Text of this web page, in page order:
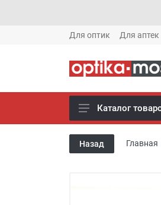
Для оптик Для аптек
Новое готовые очки
Новое солнце (1613)
Каталог
Назад Главная